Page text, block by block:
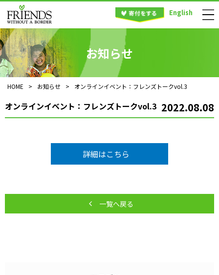
English
お知らせ
HOME > お知らせ > オンラインイベント：フレンズトークvol.3
オンラインイベント：フレンズトークvol.3 2022.08.08
詳細はこちら
一覧へ戻る